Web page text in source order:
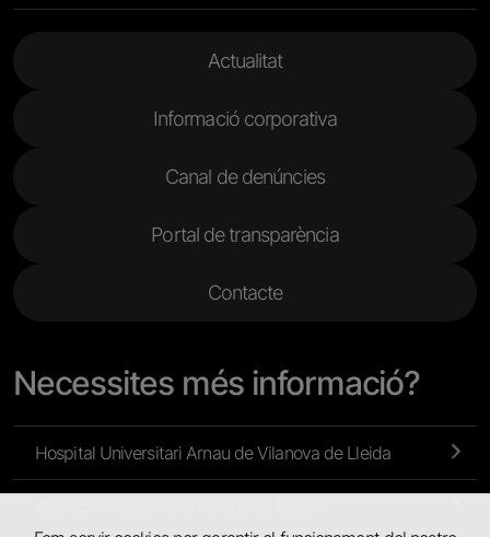
Actualitat
Informació corporativa
Canal de denúncies
Portal de transparència
Contacte
Necessites més informació?
Hospital Universitari Arnau de Vilanova de Lleida